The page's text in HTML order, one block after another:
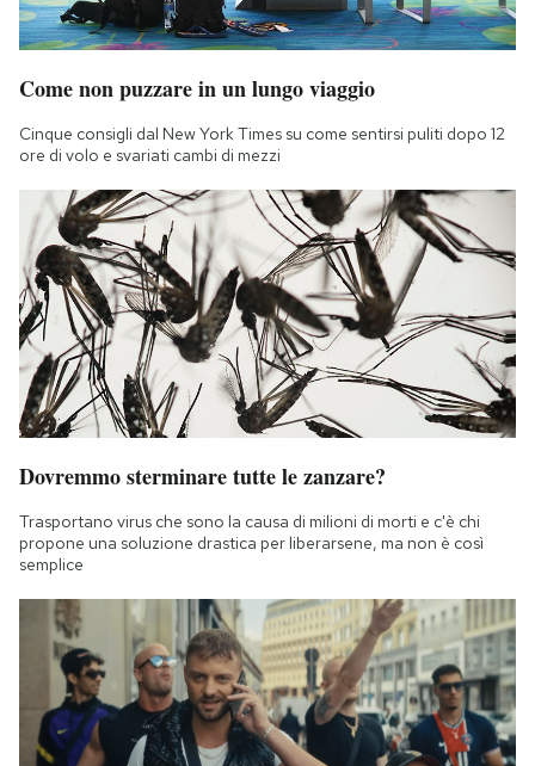
Come non puzzare in un lungo viaggio
Cinque consigli dal New York Times su come sentirsi puliti dopo 12
ore di volo e svariati cambi di mezzi
Dovremmo sterminare tutte le zanzare?
Trasportano virus che sono la causa di milioni di morti e c'è chi
propone una soluzione drastica per liberarsene, ma non è così
semplice